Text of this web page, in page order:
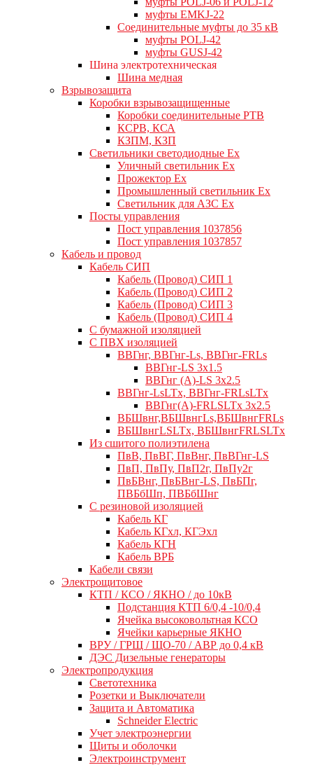
муфты EMKJ-22
Соединительные муфты до 35 кВ
муфты POLJ-42
муфты GUSJ-42
Шина электротехническая
Шина медная
Взрывозащита
Коробки взрывозащищенные
Коробки соединительные РТВ
КСРВ, КСА
КЗПМ, КЗП
Светильники светодиодные Ex
Уличный светильник Ex
Прожектор Ex
Промышленный светильник Ex
Светильник для АЗС Ex
Посты управления
Пост управления 1037856
Пост управления 1037857
Кабель и провод
Кабель СИП
Кабель (Провод) СИП 1
Кабель (Провод) СИП 2
Кабель (Провод) СИП 3
Кабель (Провод) СИП 4
С бумажной изоляцией
С ПВХ изоляцией
ВВГнг, ВВГнг-Ls, ВВГнг-FRLs
ВВГнг-LS 3х1.5
ВВГнг (А)-LS 3х2.5
ВВГнг-LsLTx, ВВГнг-FRLsLTx
ВВГнг(А)-FRLSLTx 3х2.5
ВБШвнг,ВБШвнгLs,ВБШвнгFRLs
ВБШвнгLSLTx, ВБШвнгFRLSLTx
Из сшитого полиэтилена
ПвВ, ПвВГ, ПвВнг, ПвВГнг-LS
ПвП, ПвПу, ПвП2г, ПвПу2г
ПвБВнг, ПвБВнг-LS, ПвБПг,
ПВБбШп, ПВБбШнг
C резиновой изоляцией
Кабель КГ
Кабель КГхл, КГЭхл
Кабель КГН
Кабель ВРБ
Кабели связи
Электрощитовое
КТП / КСО / ЯКНО / до 10кВ
Подстанция КТП 6/0,4 -10/0,4
Ячейка высоковольтная КСО
Ячейки карьерные ЯКНО
ВРУ / ГРЩ / ЩО-70 / АВР до 0,4 кВ
ДЭС Дизельные генераторы
Электропродукция
Светотехника
Розетки и Выключатели
Защита и Автоматика
Schneider Electric
Учет электроэнергии
Щиты и оболочки
Электроинструмент